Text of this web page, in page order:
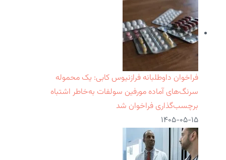
فراخوان داوطلبانه فرازنیوس کابی: یک محموله
سرنگ‌های آماده مورفین سولفات به‌خاطر اشتباه
برچسب‌گذاری فراخوان شد
۱۴۰۵-۰۵-۱۵